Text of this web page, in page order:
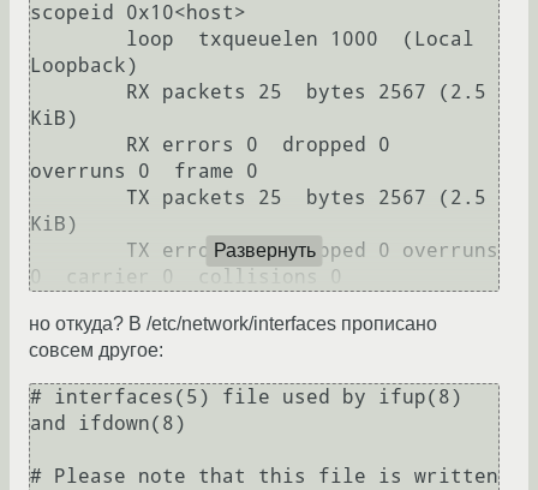
scopeid 0x10<host>
Loopback)
KiB)
overruns 0  frame 0
KiB)
0  carrier 0  collisions 0
Развернуть
но откуда? В /etc/network/interfaces прописано
совсем другое:
# interfaces(5) file used by ifup(8)
and ifdown(8)
# Please note that this file is written